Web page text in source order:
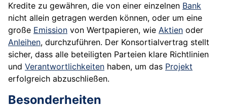
Kredite zu gewähren, die von einer einzelnen Bank
nicht allein getragen werden können, oder um eine
große Emission von Wertpapieren, wie Aktien oder
Anleihen, durchzuführen. Der Konsortialvertrag stellt
sicher, dass alle beteiligten Parteien klare Richtlinien
und Verantwortlichkeiten haben, um das Projekt
erfolgreich abzuschließen.
Besonderheiten